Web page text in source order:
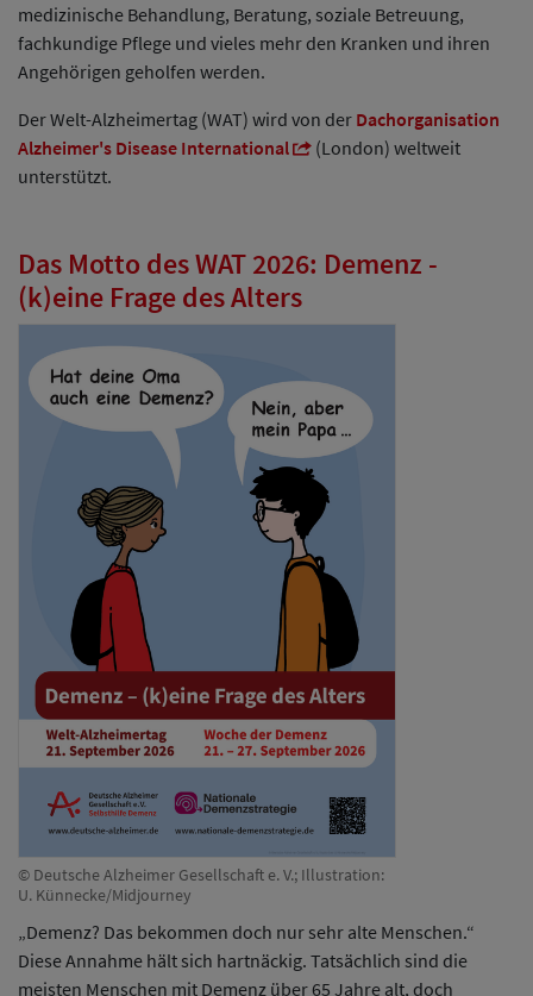
medizinische Behandlung, Beratung, soziale Betreuung,
fachkundige Pflege und vieles mehr den Kranken und ihren
Angehörigen geholfen werden.
Der Welt-Alzheimertag (WAT) wird von der Dachorganisation
Alzheimer's Disease International
(London) weltweit
unterstützt.
Das Motto des WAT 2026: Demenz -
(k)eine Frage des Alters
© Deutsche Alzheimer Gesellschaft e. V.; Illustration:
U. Künnecke/Midjourney
„Demenz? Das bekommen doch nur sehr alte Menschen.“
Diese Annahme hält sich hartnäckig. Tatsächlich sind die
meisten Menschen mit Demenz über 65 Jahre alt, doch